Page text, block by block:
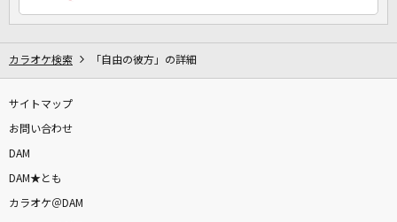
カラオケ検索 「自由の彼方」の詳細
サイトマップ
お問い合わせ
DAM
DAM★とも
カラオケ＠DAM